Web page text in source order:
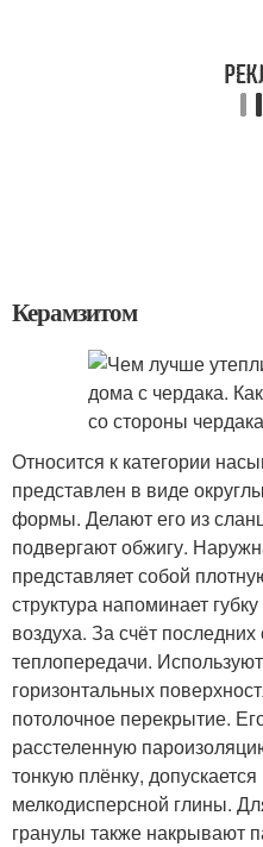
Керамзитом
Относится к категории
представлен в виде
формы. Делают его из
подвергают обжигу.
представляет собой
структура напоминает
воздуха. За счёт
теплопередачи.
горизонтальных
потолочное перекрытие.
расстеленную
тонкую плёнку,
мелкодисперсной глины.
гранулы также накрывают